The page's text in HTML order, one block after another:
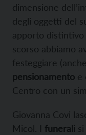
dimensione
degli oggetti del
apporto distintivo
scorso abbiamo
festeggiare
pensionamento e
Centro con un
Giovanna Covi
Micol. I funerali